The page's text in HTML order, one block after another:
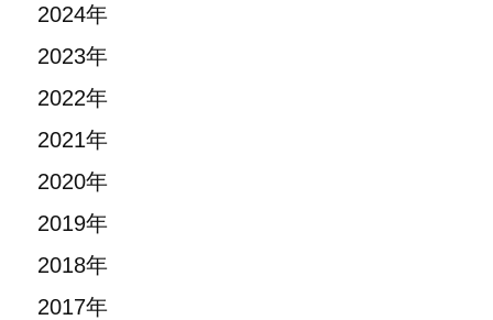
2024年
2023年
2022年
2021年
2020年
2019年
2018年
2017年